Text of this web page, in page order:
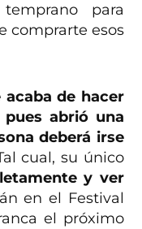
para
comprarte esos
de hacer
pues abrió una
deberá irse
cual, su único
y ver
en el Festival
el próximo